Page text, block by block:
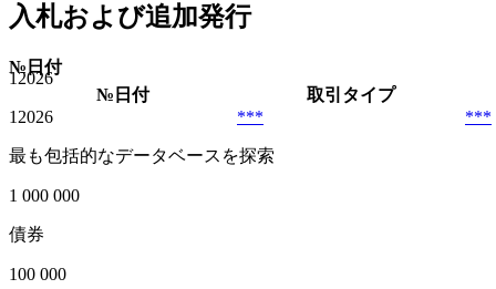
入札および追加発行
№ 日付
12026
№ 日付
取引タイプ
1 2026 *** ***
最も包括的なデータベースを探索
1 000 000
債券
100 000